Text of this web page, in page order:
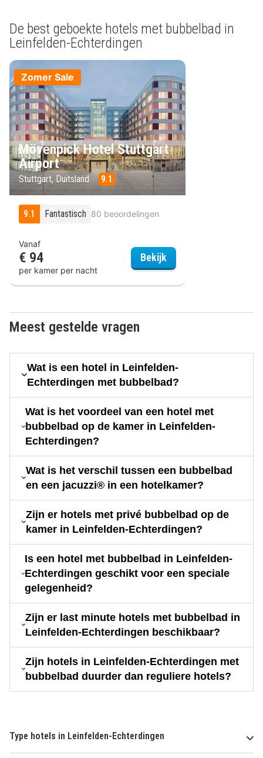
De best geboekte hotels met bubbelbad in
Leinfelden-Echterdingen
Zomer Sale
Mövenpick Hotel Stuttgart
Airport
Stuttgart, Duitsland 9.1
9.1 Fantastisch 80 beoordelingen
Vanaf
€ 94
per kamer per nacht
Bekijk
Meest gestelde vragen
Wat is een hotel in Leinfelden-
Echterdingen met bubbelbad?
Wat is het voordeel van een hotel met
bubbelbad op de kamer in Leinfelden-
Echterdingen?
Wat is het verschil tussen een bubbelbad
en een jacuzzi® in een hotelkamer?
Zijn er hotels met privé bubbelbad op de
kamer in Leinfelden-Echterdingen?
Is een hotel met bubbelbad in Leinfelden-
Echterdingen geschikt voor een speciale
gelegenheid?
Zijn er last minute hotels met bubbelbad in
Leinfelden-Echterdingen beschikbaar?
Zijn hotels in Leinfelden-Echterdingen met
bubbelbad duurder dan reguliere hotels?
Type hotels in Leinfelden-Echterdingen